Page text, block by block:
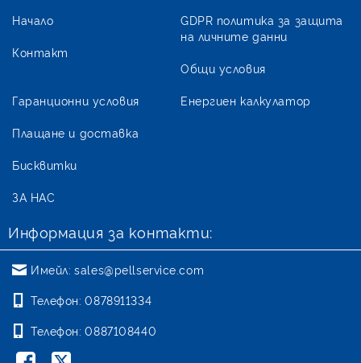
Начало
Контакт
GDPR политика за защита
на личните данни
Общи условия
Гаранционни условия
Плащане и доставка
Бисквитки
ЗА НАС
Енергиен калкулатор
Информация за контакти:
Имейл: sales@pellservice.com
Телефон: 0878911334
Телефон: 0887108440